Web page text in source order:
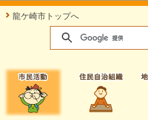
このページの
龍ケ崎市トップへ